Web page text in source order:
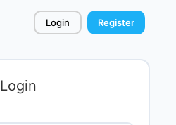
Login Register
Login